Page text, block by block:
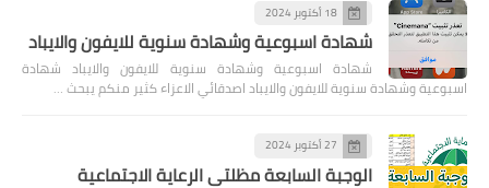
18 أكتوبر 2024
شهادة اسبوعية وشهادة سنوية للايفون والايباد
شهادة اسبوعية وشهادة سنوية للايفون والايباد شهادة
اسبوعية وشهادة سنوية للايفون والايباد اصدقائي الاعزاء كثير منكم يبحث …
27 أكتوبر 2024
الوجبة السابعة مظلتي الرعاية الاجتماعية